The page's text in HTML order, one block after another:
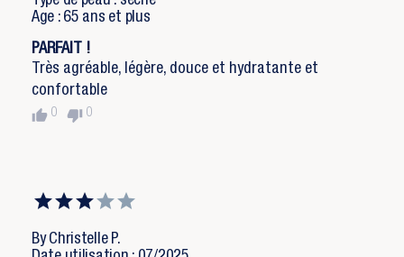
Age : 65 ans et plus
PARFAIT !
Très agréable, légère, douce et hydratante et
confortable
thumb_up 0 thumb_down 0
By Christelle P.